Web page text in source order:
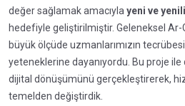
değer sağlamak amacıyla yeni ve
hedefiyle geliştirilmiştir. Geleneksel Ar-
büyük ölçüde uzmanlarımızın
yeteneklerine dayanıyordu. Bu proje
dijital dönüşümünü gerçekleştirerek,
temelden değiştirdik.